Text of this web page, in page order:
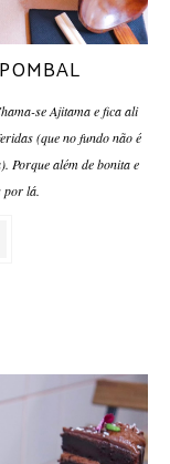
se Ajitama e fica ali
(que no fundo não é
Porque além de bonita e
por lá.